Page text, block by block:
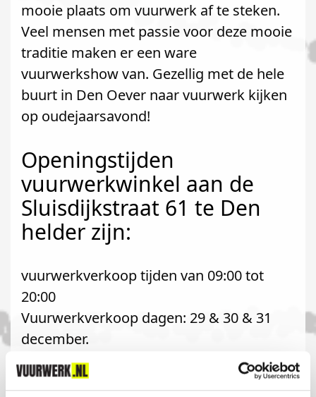
mooie plaats om vuurwerk af te steken.
Veel mensen met passie voor deze mooie
traditie maken er een ware
vuurwerkshow van. Gezellig met de hele
buurt in Den Oever naar vuurwerk kijken
op oudejaarsavond!
Openingstijden
vuurwerkwinkel aan de
Sluisdijkstraat 61 te Den
helder zijn:
vuurwerkverkoop tijden van 09:00 tot
20:00
Vuurwerkverkoop dagen: 29 & 30 & 31
december.
Komt u uit Den Oever?